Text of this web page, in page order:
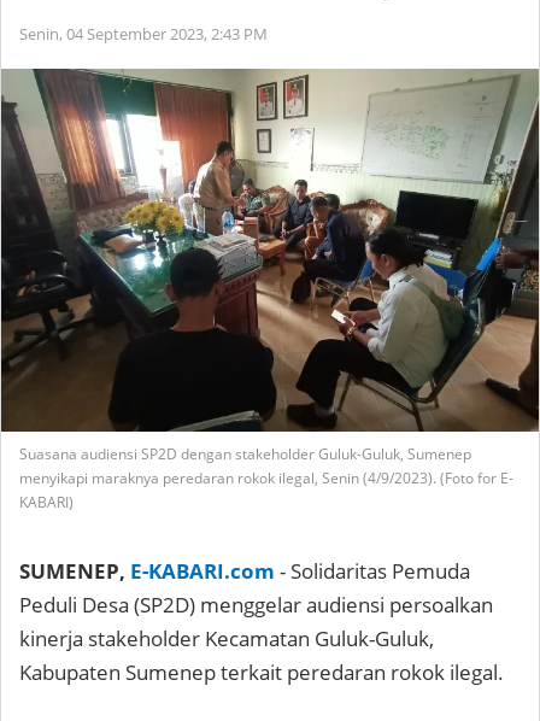
Senin, 04 September 2023, 2:43 PM
Suasana audiensi SP2D dengan stakeholder Guluk-Guluk, Sumenep
menyikapi maraknya peredaran rokok ilegal, Senin (4/9/2023). (Foto for E-
KABARI)
SUMENEP, E-KABARI.com - Solidaritas Pemuda
Peduli Desa (SP2D) menggelar audiensi persoalkan
kinerja stakeholder Kecamatan Guluk-Guluk,
Kabupaten Sumenep terkait peredaran rokok ilegal.